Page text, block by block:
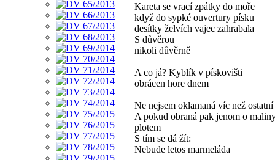
Kareta se vrací zpátky do moře
když do sypké ouvertury písku
desítky želvích vajec zahrabala
S důvěrou
nikoli důvěrně
A co já? Kyblík v pískovišti
obrácen hore dnem
Ne nejsem oklamaná víc než ostatní
A pokud obraná pak jenom o
plotem
S tím se dá žít:
Nebude letos marmeláda